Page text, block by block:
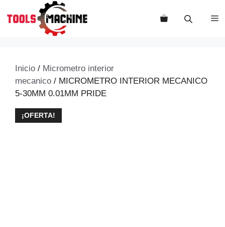
Inicio / Micrometro interior
mecanico / MICROMETRO INTERIOR MECANICO
5-30MM 0.01MM PRIDE
¡OFERTA!